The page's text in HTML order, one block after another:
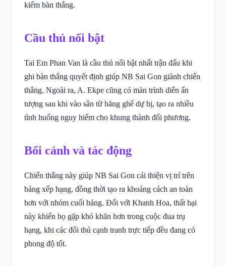
kiếm bàn thắng.
Cầu thủ nổi bật
Tai Em Phan Van là cầu thủ nổi bật nhất trận đấu khi
ghi bàn thắng quyết định giúp NB Sai Gon giành chiến
thắng. Ngoài ra, A. Ekpe cũng có màn trình diễn ấn
tượng sau khi vào sân từ băng ghế dự bị, tạo ra nhiều
tình huống nguy hiểm cho khung thành đối phương.
Bối cảnh và tác động
Chiến thắng này giúp NB Sai Gon cải thiện vị trí trên
bảng xếp hạng, đồng thời tạo ra khoảng cách an toàn
hơn với nhóm cuối bảng. Đối với Khanh Hoa, thất bại
này khiến họ gặp khó khăn hơn trong cuộc đua trụ
hạng, khi các đối thủ cạnh tranh trực tiếp đều đang có
phong độ tốt.